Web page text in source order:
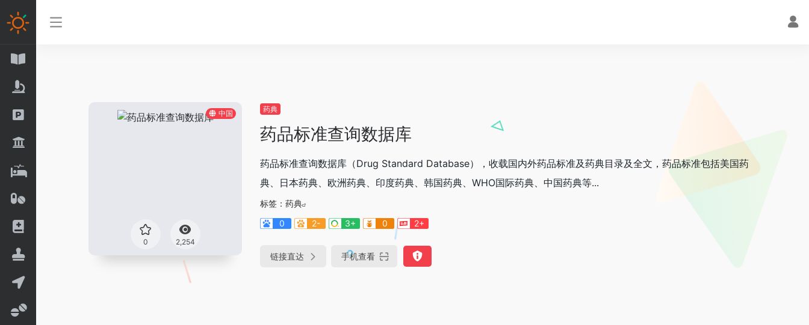
中国
0 2,254
药典
药品标准查询数据库
药品标准查询数据库（Drug Standard Database），收载国内外药品标准及药典目录及全文，药品标准包括美国药
典、日本药典、欧洲药典、印度药典、韩国药典、WHO国际药典、中国药典等...
标签： 药典
0
2- 3+ 0 2+
链接直达 手机查看